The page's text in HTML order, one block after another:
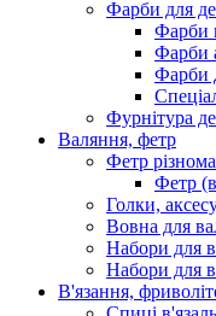
Фарби для
Фарби
Фарби
Фарби
Фурнітура
Валяння, фетр
Фетр
Фетр
Голки,
Вовна для
Набори для
Набори для
В'язання,